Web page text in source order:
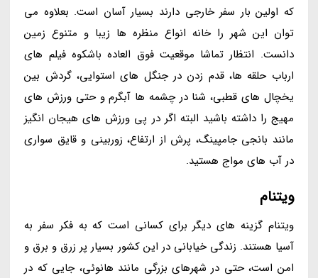
که اولین بار سفر خارجی دارند بسیار آسان است. بعلاوه می
توان این شهر را خانه انواع منظره ها زیبا و متنوع زمین
دانست. انتظار تماشا موقعیت فوق العاده باشکوه فیلم های
ارباب حلقه ها، قدم زدن در جنگل های استوایی، گردش بین
یخچال های قطبی، شنا در چشمه ها آبگرم و حتی ورزش های
مهیج را داشته باشید البته اگر در پی ورزش های هیجان انگیز
مانند بانجی جامپینگ، پرش از ارتفاع، زوربینی و قایق سواری
در آب های مواج هستید.
ویتنام
ویتنام گزینه های دیگر برای کسانی است که به فکر سفر به
آسیا هستند. زندگی خیابانی در این کشور بسیار پر زرق و برق و
امن است، حتی در شهرهای بزرگی مانند هانوئی، جایی که در